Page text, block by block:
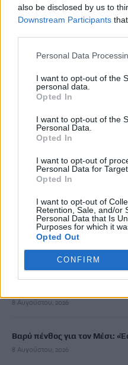
also be disclosed by us to
Downstream Participants
Personal Data
I want to opt-out of the
personal data.
Opted In
I want to opt-out of the
Personal Data.
Opted In
I want to opt-out of
Personal Data for
Opted In
I want to opt-out of
Retention, Sale, and/or
Personal Data that Is
Purposes for which it
Opted Out
CONFIRM
8 Αυγούστου, 2026
8 Αυγούστου, 2026
“Έρθεις δεν έρθεις…θα
24 Αυγούστου στο ΕΛ.ΜΕ.ΠΑ.
8 Αυγούστου, 2026
από τον «Σύνδεσμο Μελών
και Ν. Ηρακλείου»
Τουρισμός για Ολους 2026-
το voucher διακοπών
8 Αυγούστου, 2026
8 Αυγούστου, 2026
Βαρύ πένθος για τον Μέσι:
8 Αυγούστου, 2026